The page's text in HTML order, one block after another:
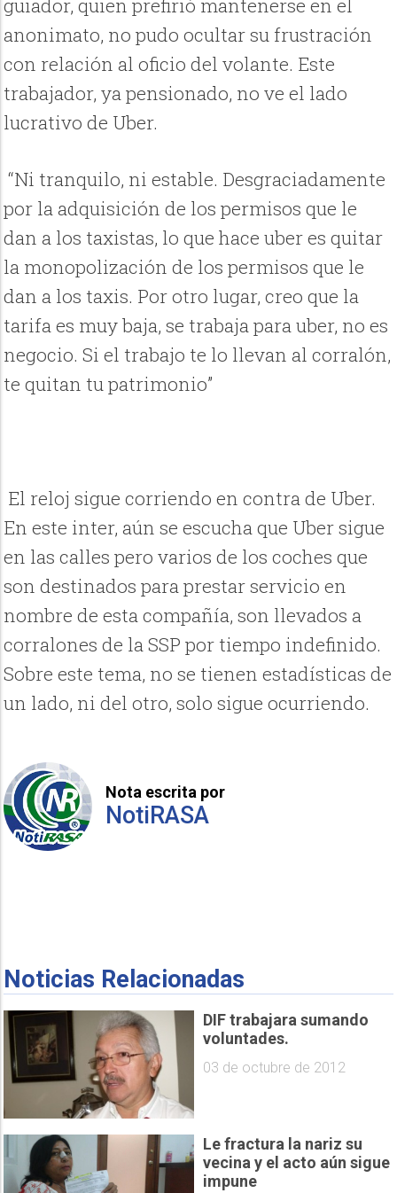
guiador, quien prefirió mantenerse en el
anonimato, no pudo ocultar su frustración
con relación al oficio del volante. Este
trabajador, ya pensionado, no ve el lado
lucrativo de Uber.
“Ni tranquilo, ni estable. Desgraciadamente
por la adquisición de los permisos que le
dan a los taxistas, lo que hace uber es quitar
la monopolización de los permisos que le
dan a los taxis. Por otro lugar, creo que la
tarifa es muy baja, se trabaja para uber, no es
negocio. Si el trabajo te lo llevan al corralón,
te quitan tu patrimonio”
El reloj sigue corriendo en contra de Uber.
En este inter, aún se escucha que Uber sigue
en las calles pero varios de los coches que
son destinados para prestar servicio en
nombre de esta compañía, son llevados a
corralones de la SSP por tiempo indefinido.
Sobre este tema, no se tienen estadísticas de
un lado, ni del otro, solo sigue ocurriendo.
Nota escrita por
NotiRASA
Noticias Relacionadas
DIF trabajara sumando
voluntades.
03 de octubre de 2012
Le fractura la nariz su
vecina y el acto aún sigue
impune